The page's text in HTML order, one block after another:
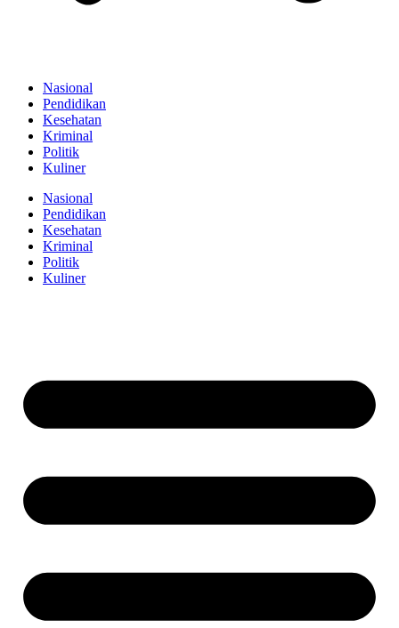
Nasional
Pendidikan
Kesehatan
Kriminal
Politik
Kuliner
Nasional
Pendidikan
Kesehatan
Kriminal
Politik
Kuliner